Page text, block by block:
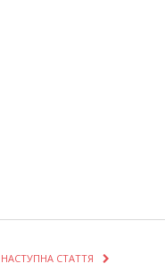
НАСТУПНА СТАТТЯ